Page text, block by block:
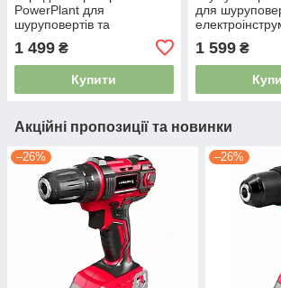
PowerPlant для
шуруповертів та
DeWALT 10.8-18V (DEW-
DCB112) 4006140
1 499 ₴
Купити
для
(R840087)
1 599₴
Акційні пропозиції та новинки
–26% –26%